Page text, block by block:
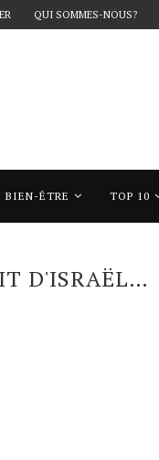
QUI SOMMES-NOUS?
BIEN-ÊTRE TOP 10
D'ISRAËL…